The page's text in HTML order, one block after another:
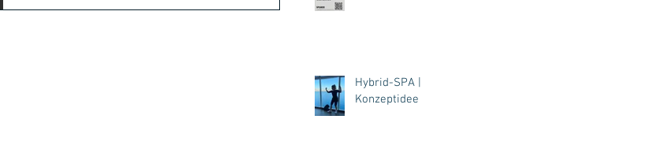
Training, eine ideale...
Hybrid-SPA |
Konzeptidee